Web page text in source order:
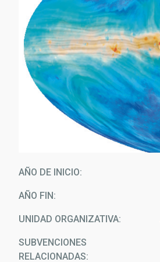
AÑO DE INICIO
AÑO FIN
UNIDAD ORGANIZATIVA
SUBVENCIONES
RELACIONADAS: